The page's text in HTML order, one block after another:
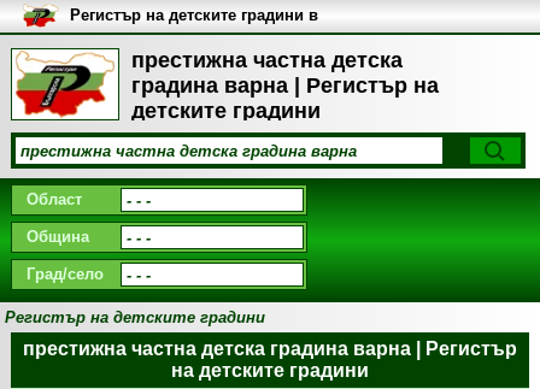
престижна частна детска
градина варна | Регистър на
детските градини
Регистър на детските градини в
България
Област
Община
Град/село
Регистър на детските градини
престижна частна детска градина варна | Регистър
на детските градини